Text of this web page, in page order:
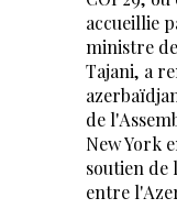
accueillie
ministre
Tajani, a
de
New York
soutien de
entre